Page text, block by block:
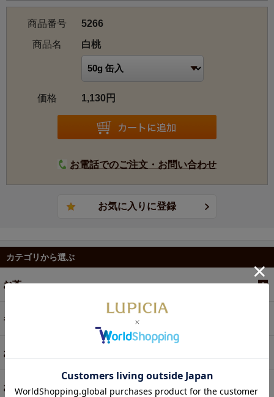
商品番号
5266
商品名
白桃
価格 1,130円
お電話でのご注文・お問い合わせ
カテゴリから選ぶ
お茶
ギフト
お菓子・食品・飲料
お買い得商品